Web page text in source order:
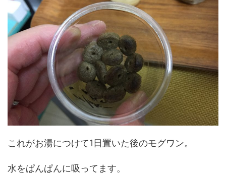
これがお湯につけて1日置いた後のモグワン。
水をぱんぱんに吸ってます。